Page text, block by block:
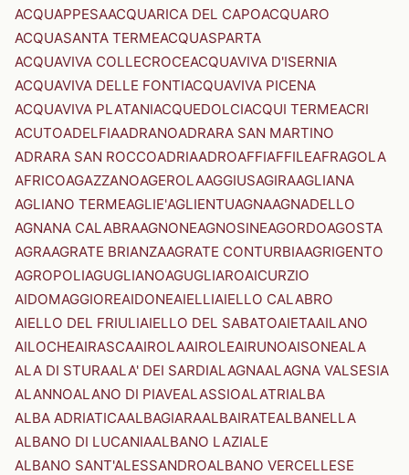
ACQUAPPESAACQUARICA DEL CAPOACQUARO
ACQUASANTA TERMEACQUASPARTA
ACQUAVIVA COLLECROCEACQUAVIVA D'ISERNIA
ACQUAVIVA DELLE FONTIACQUAVIVA PICENA
ACQUAVIVA PLATANIACQUEDOLCIACQUI TERMEACRI
ACUTOADELFIAADRANOADRARA SAN MARTINO
ADRARA SAN ROCCOADRIAADROAFFIAFFILEAFRAGOLA
AFRICOAGAZZANOAGEROLAAGGIUSAGIRAAGLIANA
AGLIANO TERMEAGLIE'AGLIENTUAGNAAGNADELLO
AGNANA CALABRAAGNONEAGNOSINEAGORDOAGOSTA
AGRAAGRATE BRIANZAAGRATE CONTURBIAAGRIGENTO
AGROPOLIAGUGLIANOAGUGLIAROAICURZIO
AIDOMAGGIOREAIDONEAIELLIAIELLO CALABRO
AIELLO DEL FRIULIAIELLO DEL SABATOAIETAAILANO
AILOCHEAIRASCAAIROLAAIROLEAIRUNOAISONEALA
ALA DI STURAALA' DEI SARDIALAGNAALAGNA VALSESIA
ALANNOALANO DI PIAVEALASSIOALATRIALBA
ALBA ADRIATICAALBAGIARAALBAIRATEALBANELLA
ALBANO DI LUCANIAALBANO LAZIALE
ALBANO SANT'ALESSANDROALBANO VERCELLESE